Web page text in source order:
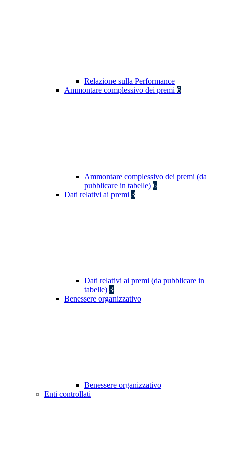
Relazione sulla Performance
Ammontare complessivo dei premi 6
Ammontare complessivo dei premi (da
pubblicare in tabelle) 6
Dati relativi ai premi 3
Dati relativi ai premi (da pubblicare in
tabelle) 3
Benessere organizzativo
Benessere organizzativo
Enti controllati